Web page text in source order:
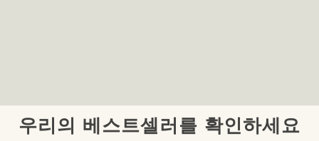
우리의 베스트셀러를 확인하세요